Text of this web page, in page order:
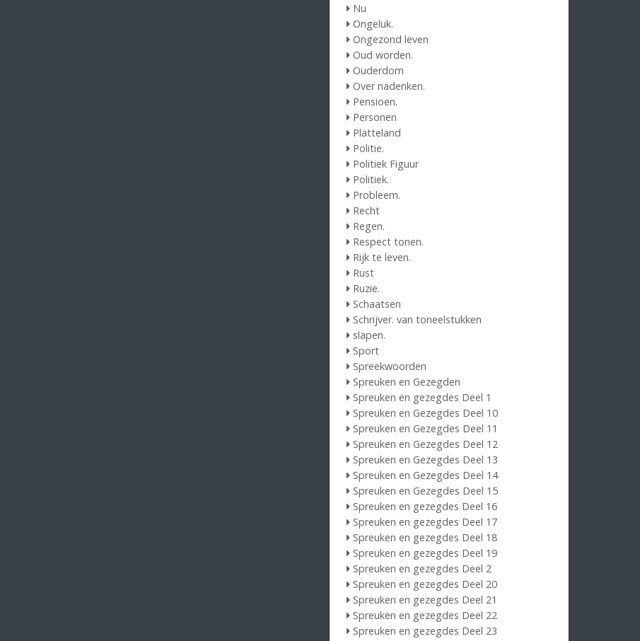
Nu
Ongeluk.
Ongezond leven
Oud worden.
Ouderdom
Over nadenken.
Pensioen.
Personen
Platteland
Politie.
Politiek Figuur
Politiek.
Probleem.
Recht
Regen.
Respect tonen.
Rijk te leven.
Rust
Ruzie.
Schaatsen
Schrijver. van toneelstukken
slapen.
Sport
Spreekwoorden
Spreuken en Gezegden
Spreuken en gezegdes Deel 1
Spreuken en Gezegdes Deel 10
Spreuken en Gezegdes Deel 11
Spreuken en Gezegdes Deel 12
Spreuken en Gezegdes Deel 13
Spreuken en Gezegdes Deel 14
Spreuken en Gezegdes Deel 15
Spreuken en gezegdes Deel 16
Spreuken en gezegdes Deel 17
Spreuken en gezegdes Deel 18
Spreuken en gezegdes Deel 19
Spreuken en gezegdes Deel 2
Spreuken en gezegdes Deel 20
Spreuken en gezegdes Deel 21
Spreuken en gezegdes Deel 22
Spreuken en gezegdes Deel 23